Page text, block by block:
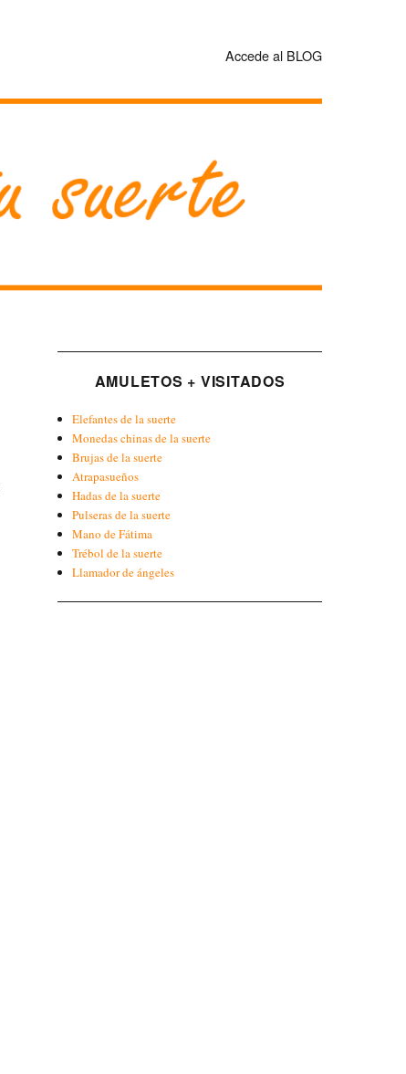
Accede al BLOG
AMULETOS + VISITADOS
Elefantes de la suerte
Monedas chinas de la suerte
Brujas de la suerte
Atrapasueños
Hadas de la suerte
Pulseras de la suerte
Mano de Fátima
Trébol de la suerte
Llamador de ángeles